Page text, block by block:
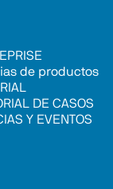
de productos
DE CASOS
Y EVENTOS